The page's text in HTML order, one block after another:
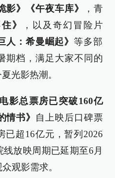
影》《午夜车库》
，青
》
，以及奇幻冒险片
人：希曼崛起》等多部
期档，满足大家不同的
光影热潮。
影总票房已突破160亿
情书》 自上映后口碑票
已超16亿元，暂列2026
放映周期已延期至6月
观影需求。